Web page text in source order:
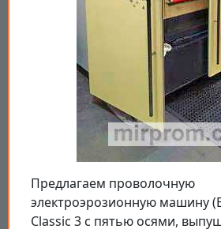
Предлагаем проволочную
электроэрозионную машину
Classic 3 с пятью осями,